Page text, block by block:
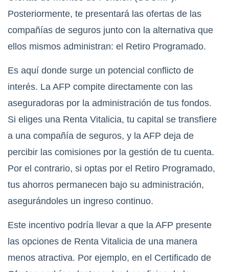
Posteriormente, te presentará las ofertas de las
compañías de seguros junto con la alternativa que
ellos mismos administran: el Retiro Programado.
Es aquí donde surge un potencial conflicto de
interés. La AFP compite directamente con las
aseguradoras por la administración de tus fondos.
Si eliges una Renta Vitalicia, tu capital se transfiere
a una compañía de seguros, y la AFP deja de
percibir las comisiones por la gestión de tu cuenta.
Por el contrario, si optas por el Retiro Programado,
tus ahorros permanecen bajo su administración,
asegurándoles un ingreso continuo.
Este incentivo podría llevar a que la AFP presente
las opciones de Renta Vitalicia de una manera
menos atractiva. Por ejemplo, en el Certificado de